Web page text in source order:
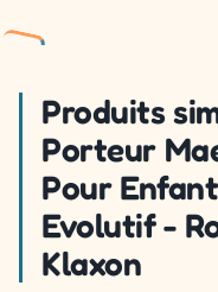
Produits
Porteur
Pour
Evolutif -
Klaxon